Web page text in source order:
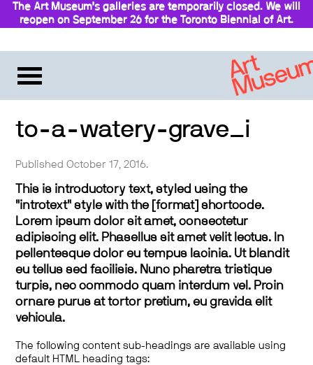
The Art Museum’s galleries are temporarily closed. We will
reopen on September 26 for the Toronto Biennial of Art.
to-a-watery-grave_i
Published October 17, 2016.
This is introductory text, styled using the
"introtext" style with the [format] shortcode.
Lorem ipsum dolor sit amet, consectetur
adipiscing elit. Phasellus sit amet velit lectus. In
pellentesque dolor eu tempus lacinia. Ut blandit
eu tellus sed facilisis. Nunc pharetra tristique
turpis, nec commodo quam interdum vel. Proin
ornare purus at tortor pretium, eu gravida elit
vehicula.
The following content sub-headings are available using
default HTML heading tags: